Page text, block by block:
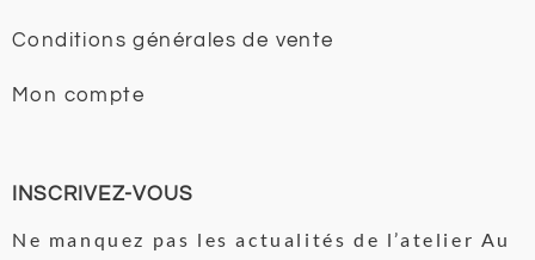
Conditions générales de vente
Mon compte
INSCRIVEZ-VOUS
Ne manquez pas les actualités de l’atelier Au